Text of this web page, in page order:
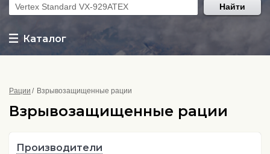
Каталог
Найти
Рации Взрывозащищенные рации
Взрывозащищенные рации
Производители